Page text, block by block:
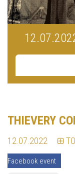
THIEVERY
12.07.2022
Facebook event